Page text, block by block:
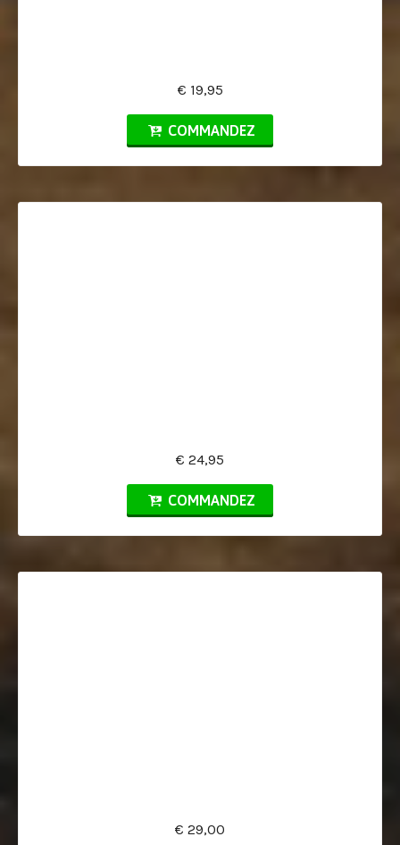
€ 19,95
COMMANDEZ
€ 24,95
COMMANDEZ
€ 29,00